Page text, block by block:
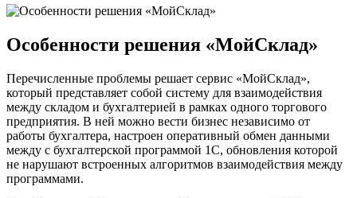
Особенности решения «МойСклад»
Перечисленные проблемы решает сервис «МойСклад»,
который представляет собой систему для взаимодействия
между складом и бухгалтерией в рамках одного торгового
предприятия. В ней можно вести бизнес независимо от
работы бухгалтера, настроен оперативный обмен данными
между с бухгалтерской программой 1С, обновления которой
не нарушают встроенных алгоритмов взаимодействия между
программами.